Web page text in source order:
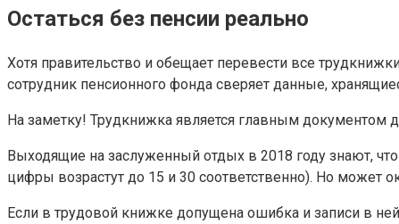
Остаться без пенсии реально
Хотя правительство и обещает перевести все
сотрудник пенсионного фонда сверяет данные,
На заметку! Трудкнижка является главным документом
Выходящие на заслуженный отдых в 2018 году знают,
цифры возрастут до 15 и 30 соответственно). Но может
Если в трудовой книжке допущена ошибка и записи в